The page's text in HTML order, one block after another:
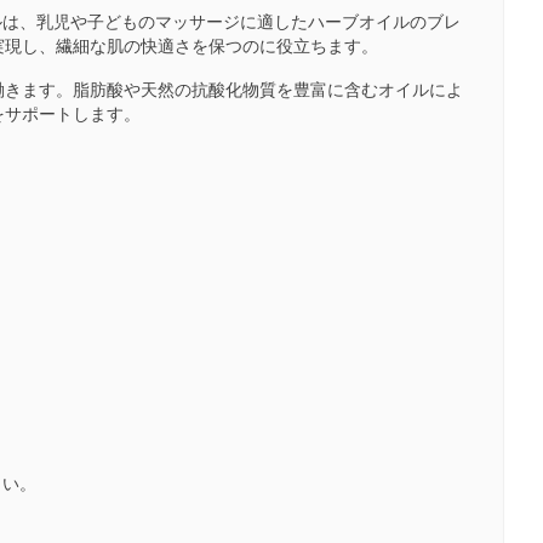
、乳児や子どものマッサージに適したハーブオイルのブレ
し、繊細な肌の快適さを保つのに役立ちます。
ます。脂肪酸や天然の抗酸化物質を豊富に含むオイルによ
ポートします。
。